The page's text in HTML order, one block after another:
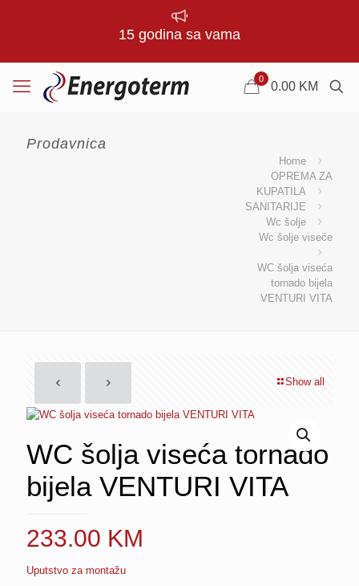
15 godina sa vama
0
0.00 KM
Prodavnica
Home
OPREMA ZA
KUPATILA
SANITARIJE
Wc šolje
Wc šolje viseće
WC šolja viseća
tornado bijela
VENTURI VITA
Show all
WC šolja viseća tornado
bijela VENTURI VITA
233.00 KM
Uputstvo za montažu